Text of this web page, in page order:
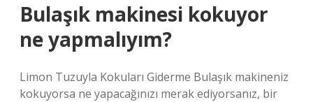
Bulaşık makinesi kokuyor
ne yapmalıyım?
Limon Tuzuyla Kokuları Giderme Bulaşık makineniz
kokuyorsa ne yapacağınızı merak ediyorsanız, bir